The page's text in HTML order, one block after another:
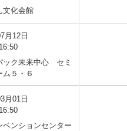
文化会館
月12日
ック未来中心 セミ
ム５・６
月01日
ベンションセンター